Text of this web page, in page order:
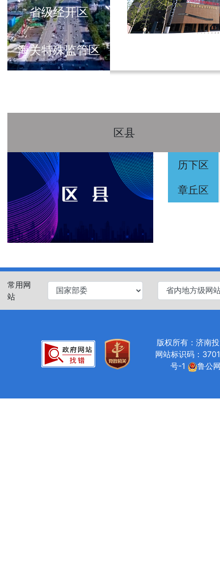
省级经开区
海关特殊监管区
区县
历下区
章丘区
常用网
站
版权所有：济南
网站标识码：
号-1
鲁公